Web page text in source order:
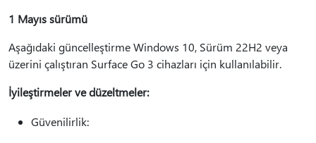
1 Mayıs sürümü
Aşağıdaki güncelleştirme Windows 10, Sürüm 22H2 veya
üzerini çalıştıran Surface Go 3 cihazları için kullanılabilir.
İyileştirmeler ve düzeltmeler:
Güvenilirlik: